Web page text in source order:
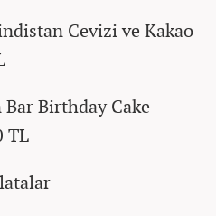
Cevizi ve Kakao
Birthday Cake
TL